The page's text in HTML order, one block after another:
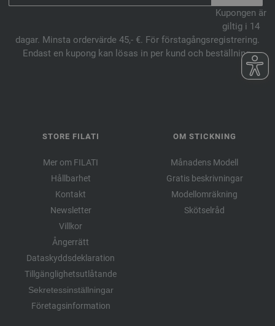
Kupongen är
giltig i 14
dagar. Minsta ordervärde 45,- €. För förstagångsregistrering.
Endast en kupong kan lösas in per kund och beställning.
STORE FILATI
Mer om FILATI
Hållbarhet
Kontakt
Newsletter
Villkor
Ångerrätt
Dataskyddsdeklaration
Tillgänglighetsutlåtande
Sekretessinställningar
Företagsinformation
OM STICKNING
Månadens Modell
Gratis beskrivningar
Modellomräkning
Skötselråd